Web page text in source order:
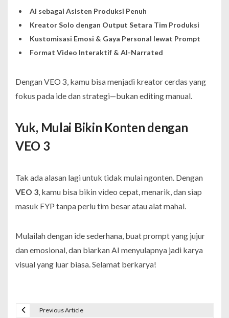
AI sebagai Asisten Produksi Penuh
Kreator Solo dengan Output Setara Tim Produksi
Kustomisasi Emosi & Gaya Personal lewat Prompt
Format Video Interaktif & AI-Narrated
Dengan VEO 3, kamu bisa menjadi kreator cerdas yang
fokus pada ide dan strategi—bukan editing manual.
Yuk, Mulai Bikin Konten dengan
VEO 3
Tak ada alasan lagi untuk tidak mulai ngonten. Dengan
VEO 3, kamu bisa bikin video cepat, menarik, dan siap
masuk FYP tanpa perlu tim besar atau alat mahal.
Mulailah dengan ide sederhana, buat prompt yang jujur
dan emosional, dan biarkan AI menyulapnya jadi karya
visual yang luar biasa. Selamat berkarya!
Previous Article